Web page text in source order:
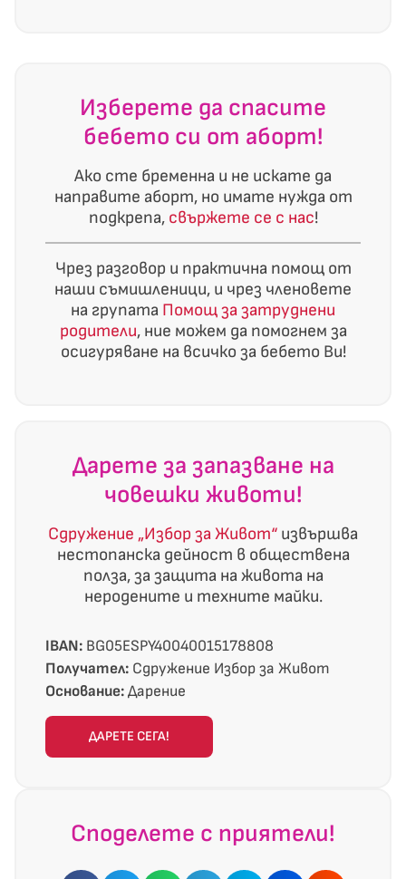
Изберете да спасите
бебето си от аборт!
Ако сте бременна и не искате да
направите аборт, но имате нужда от
подкрепа, свържете се с нас!
Чрез разговор и практична помощ от
наши съмишленици, и чрез членовете
на групата Помощ за затруднени
родители, ние можем да помогнем за
осигуряване на всичко за бебето Ви!
Дарете за запазване на
човешки животи!
Сдружение „Избор за Живот“ извършва
нестопанска дейност в обществена
полза, за защита на живота на
неродените и техните майки.
IBAN: BG05ESPY40040015178808
Получател: Сдружение Избор за Живот
Основание:Дарение
ДАРЕТЕ СЕГА!
Споделете с приятели!